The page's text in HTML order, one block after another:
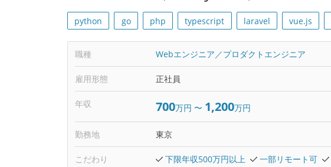
python go php typescript laravel vue.js
職種 Webエンジニア／プロダクトエンジニア
雇用形態 正社員
年収 700万円 〜 1,200万円
勤務地 東京
こだわり 下限年収500万円以上 一部リモート可